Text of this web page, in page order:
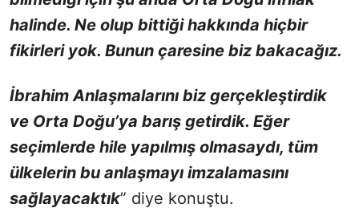
halinde. Ne olup bittiği hakkında hiçbir
fikirleri yok. Bunun çaresine biz bakacağız.
İbrahim Anlaşmalarını biz gerçekleştirdik
ve Orta Doğu’ya barış getirdik. Eğer
seçimlerde hile yapılmış olmasaydı, tüm
ülkelerin bu anlaşmayı imzalamasını
sağlayacaktık” diye konuştu.